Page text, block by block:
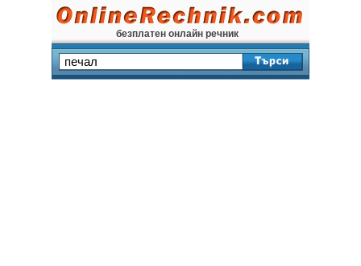
безплатен онлайн речник